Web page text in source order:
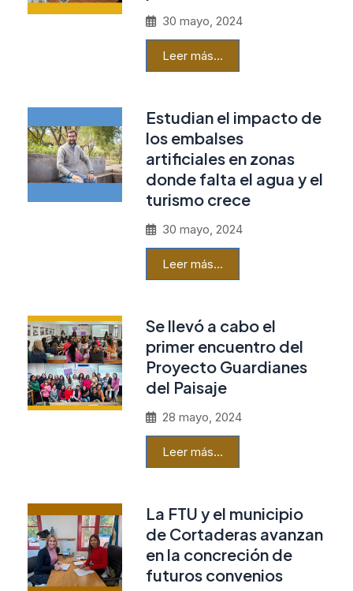
30 mayo, 2024
Leer más…
Estudian el impacto de
los embalses
artificiales en zonas
donde falta el agua y el
turismo crece
30 mayo, 2024
Leer más…
Se llevó a cabo el
primer encuentro del
Proyecto Guardianes
del Paisaje
28 mayo, 2024
Leer más…
La FTU y el municipio
de Cortaderas avanzan
en la concreción de
futuros convenios